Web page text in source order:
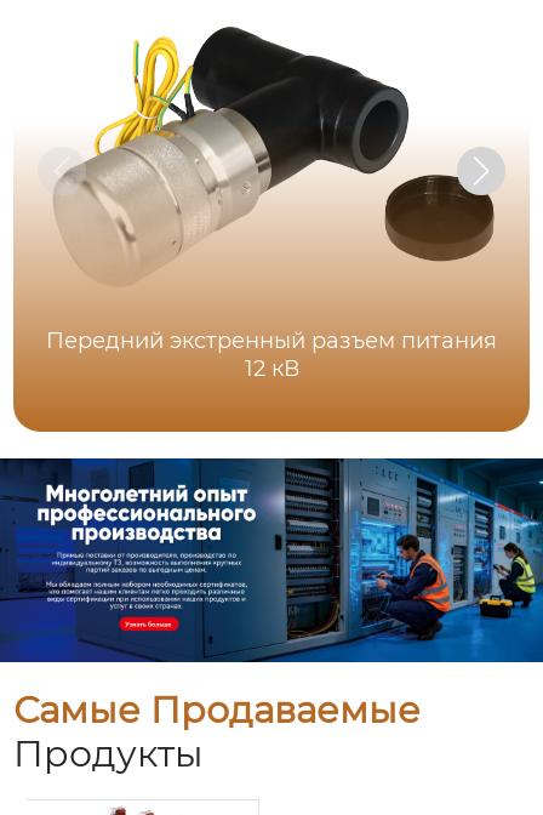
Передний экстренный разъем питания
12 кВ
Самые Продаваемые
Продукты